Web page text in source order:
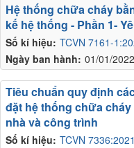
Số kí hiệu: TCVN 7161-
Ngày ban hành: 01/01/2022
Hệ thống chữa cháy
kế hệ thống - Phần 1-
Số kí hiệu: TCVN
Tiêu chuẩn quy định
đặt hệ thống chữa
nhà và công trình